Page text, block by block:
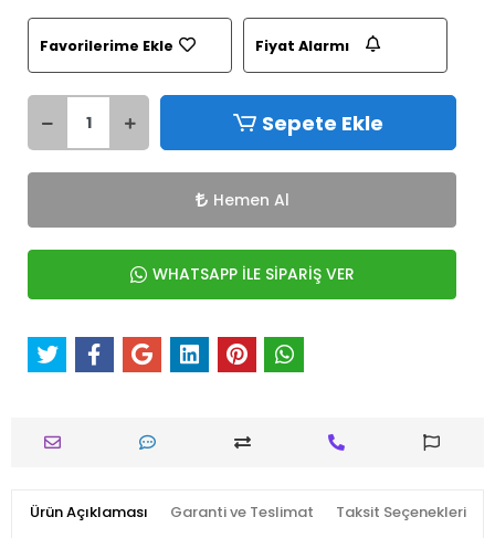
Favorilerime Ekle Fiyat Alarmı
Sepete Ekle
Hemen Al
WHATSAPP İLE SİPARİŞ VER
Ürün Açıklaması Garanti ve Teslimat Taksit Seçenekleri